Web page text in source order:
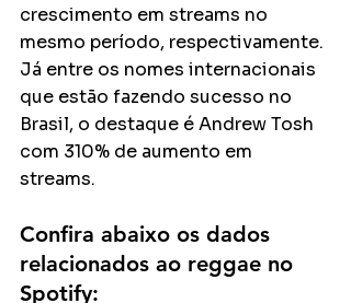
crescimento em streams no
mesmo período, respectivamente.
Já entre os nomes internacionais
que estão fazendo sucesso no
Brasil, o destaque é Andrew Tosh
com 310% de aumento em
streams.
Confira abaixo os dados
relacionados ao reggae no
Spotify: